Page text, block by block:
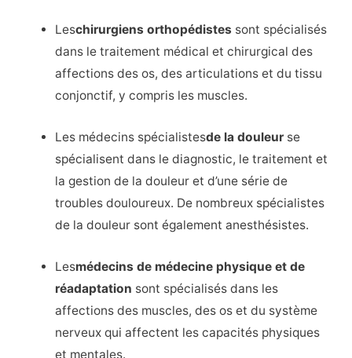
Leschirurgiens orthopédistes sont spécialisés
dans le traitement médical et chirurgical des
affections des os, des articulations et du tissu
conjonctif, y compris les muscles.
Les médecins spécialistesde la douleur se
spécialisent dans le diagnostic, le traitement et
la gestion de la douleur et d’une série de
troubles douloureux. De nombreux spécialistes
de la douleur sont également anesthésistes.
Lesmédecins de médecine physique et de
réadaptation sont spécialisés dans les
affections des muscles, des os et du système
nerveux qui affectent les capacités physiques
et mentales.